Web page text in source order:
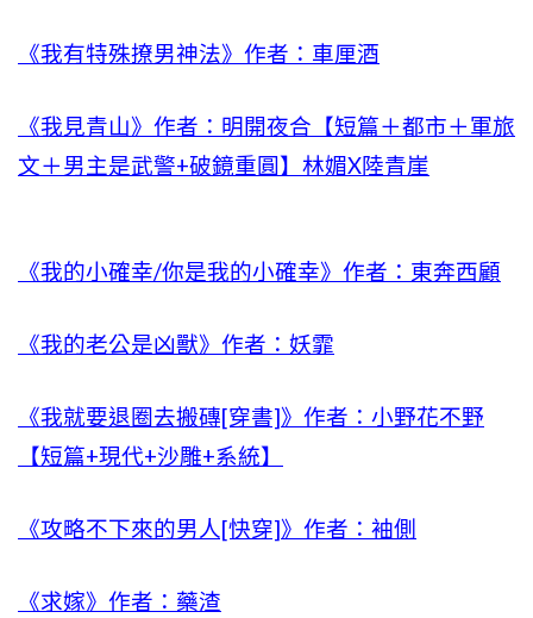
《我有特殊撩男神法》作者：車厘酒
《我見青山》作者：明開夜合【短篇＋都市＋軍旅
文＋男主是武警+破鏡重圓】林媚X陸青崖
《我的小確幸/你是我的小確幸》作者：東奔西顧
《我的老公是凶獸》作者：妖霏
《我就要退圈去搬磚[穿書]》作者：小野花不野
【短篇+現代+沙雕+系統】
《攻略不下來的男人[快穿]》作者：袖側
《求嫁》作者：藥渣